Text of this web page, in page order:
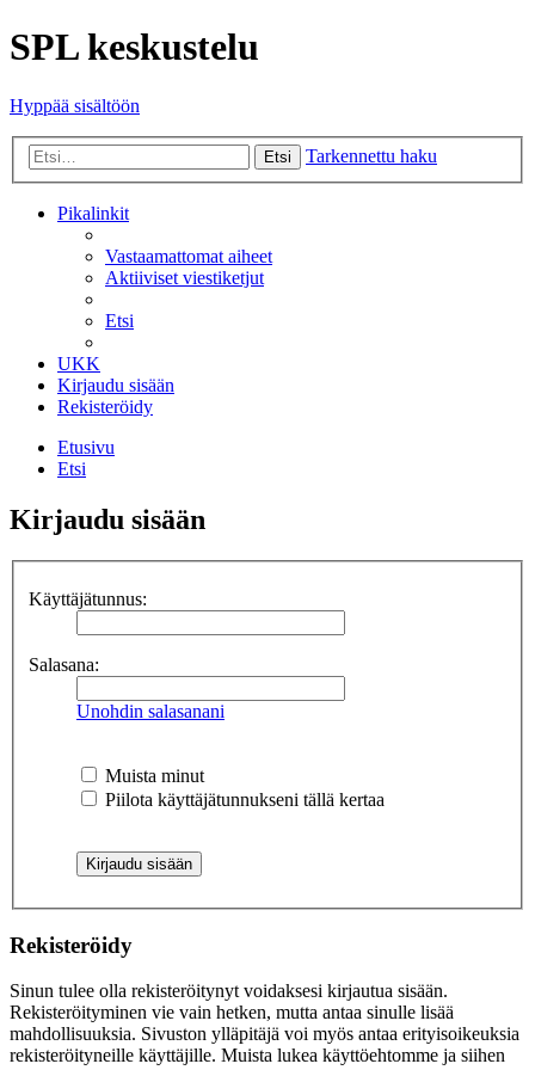
SPL keskustelu
Hyppää sisältöön
Etsi Tarkennettu haku
Pikalinkit
Vastaamattomat aiheet
Aktiiviset viestiketjut
Etsi
UKK
Kirjaudu sisään
Rekisteröidy
Etusivu
Etsi
Kirjaudu sisään
Käyttäjätunnus:
Salasana:
Unohdin salasanani
Muista minut
Piilota käyttäjätunnukseni tällä kertaa
Rekisteröidy
Sinun tulee olla rekisteröitynyt voidaksesi kirjautua sisään.
Rekisteröityminen vie vain hetken, mutta antaa sinulle lisää
mahdollisuuksia. Sivuston ylläpitäjä voi myös antaa erityisoikeuksia
rekisteröityneille käyttäjille. Muista lukea käyttöehtomme ja siihen